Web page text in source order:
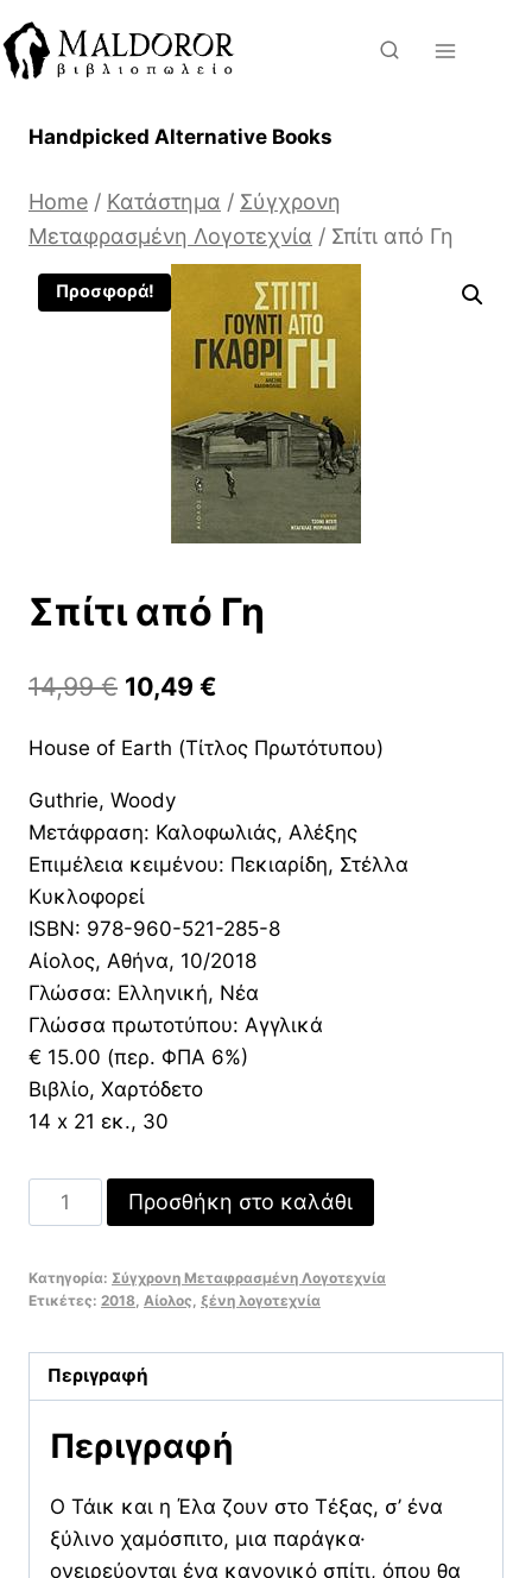
to
content
Handpicked Alternative Books
Home / Κατάστημα / Σύγχρονη
Μεταφρασμένη Λογοτεχνία / Σπίτι από Γη
Προσφορά!
Σπίτι από Γη
14,99€ Original
was:
14,99 €.
10,49 €
τιμή
10,49 €.
House of Earth (Τίτλος Πρωτότυπου)
Guthrie, Woody
Μετάφραση: Καλοφωλιάς, Αλέξης
Επιμέλεια κειμένου: Πεκιαρίδη, Στέλλα
Κυκλοφορεί
ISBN: 978-960-521-285-8
Αίολος, Αθήνα, 10/2018
Γλώσσα: Ελληνική, Νέα
Γλώσσα πρωτοτύπου: Αγγλικά
€ 15.00 (περ. ΦΠΑ 6%)
Βιβλίο, Χαρτόδετο
14 x 21 εκ., 30
Σπίτι
από
ποσότητα
Προσθήκη στο καλάθι
Κατηγορία: Σύγχρονη Μεταφρασμένη Λογοτεχνία
Ετικέτες: 2018 Αίολος ξένη λογοτεχνία
Περιγραφή
Περιγραφή
Ο Τάικ και η Έλα ζουν στο Τέξας, σ’ ένα
ξύλινο χαμόσπιτο, μια παράγκα·
ονειρεύονται ένα κανονικό σπίτι, όπου θα